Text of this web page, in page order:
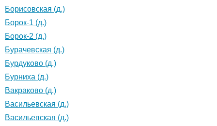
Борисовская (д.)
Борок-1 (д.)
Борок-2 (д.)
Бурачевская (д.)
Бурдуково (д.)
Бурниха (д.)
Вакраково (д.)
Васильевская (д.)
Васильевская (д.)